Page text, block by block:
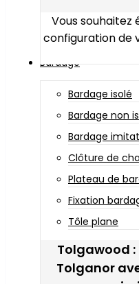
Vous souhaitez
configuration de
Bardage
Bardage isolé
Bardage non
Bardage
Clôture de
Plateau de
Fixation
Tôle plane
Tolgawood
Tolganor